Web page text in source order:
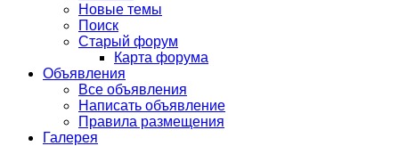
Новые темы
Поиск
Старый форум
Карта форума
Объявления
Все объявления
Написать объявление
Правила размещения
Галерея